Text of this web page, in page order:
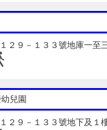
２９－１３３號地庫一至
兒園
２９－１３３號地下及１